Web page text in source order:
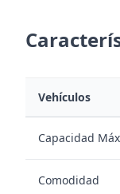
Vehículos
Capacidad
Comodidad